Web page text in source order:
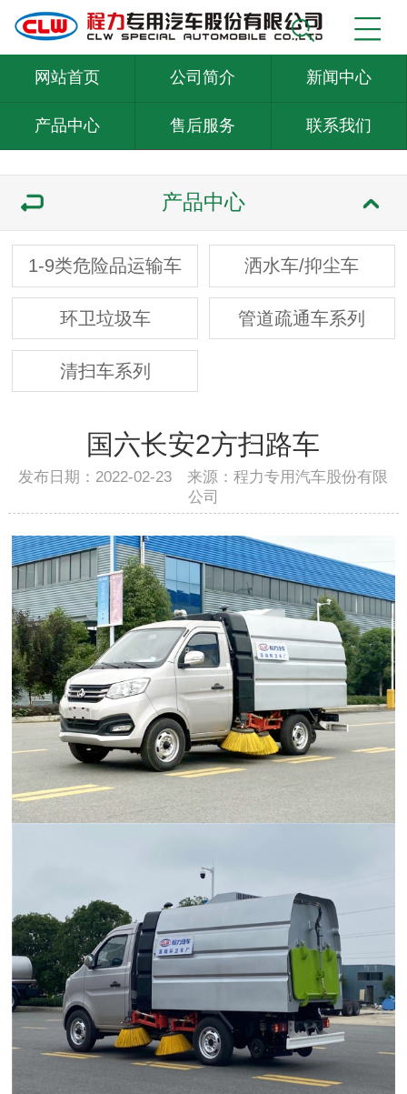
网站首页 公司简介 新闻中心
产品中心 售后服务 联系我们
产品中心
1-9类危险品运输车 洒水车/抑尘车
环卫垃圾车 管道疏通车系列
清扫车系列
国六长安2方扫路车
发布日期：2022-02-23 来源：程力专用汽车股份有限
公司